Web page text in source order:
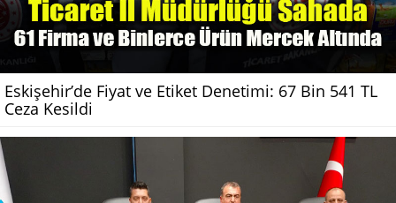
Eskişehir’de Fiyat ve Etiket Denetimi: 67 Bin 541 TL
Ceza Kesildi